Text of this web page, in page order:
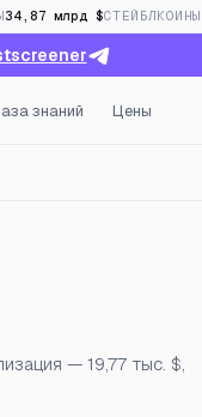
34,87 млрд $СТЕЙБЛКОИНЫ
знаний Цены
и
— 19,77 тыс. $,